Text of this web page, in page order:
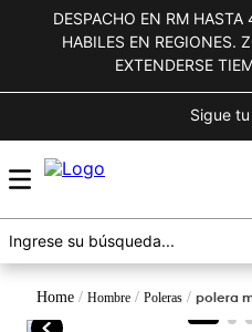
DESPACHO EN RM
HABILES EN REGIONES.
EXTENDERSE
Sigue
hombre poleras polera